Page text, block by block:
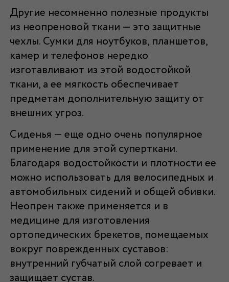
Другие несомненно полезные продукты
из неопреновой ткани — это защитные
чехлы. Сумки для ноутбуков, планшетов,
камер и телефонов нередко
изготавливают из этой водостойкой
ткани, а ее мягкость обеспечивает
предметам дополнительную защиту от
внешних угроз.
Сиденья — еще одно очень популярное
применение для этой суперткани.
Благодаря водостойкости и плотности ее
можно использовать для велосипедных и
автомобильных сидений и общей обивки.
Неопрен также применяется и в
медицине для изготовления
ортопедических брекетов, помещаемых
вокруг поврежденных суставов:
внутренний губчатый слой согревает и
защищает сустав.